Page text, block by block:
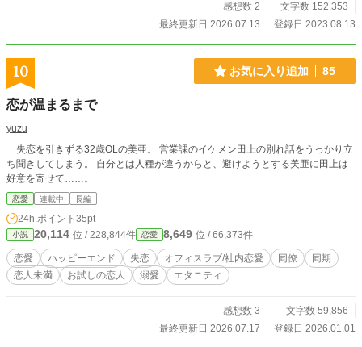
感想数 2
文字数 152,353
最終更新日 2026.07.13
登録日 2023.08.13
10 お気に入り追加 85
恋が温まるまで
yuzu
失恋を引きずる32歳OLの美亜。 営業課のイケメン田上の別れ話をうっかり立
ち聞きしてしまう。 自分とは人種が違うからと、避けようとする美亜に田上は
好意を寄せて……。
恋愛 連載中 長編
24h.ポイント 35pt
小説 20,114 位 / 228,844件 恋愛 8,649 位 / 66,373件
恋愛 ハッピーエンド 失恋 オフィスラブ/社内恋愛 同僚
同期
恋人未満
お試しの恋人 溺愛 エタニティ
感想数 3
文字数 59,856
最終更新日 2026.07.17
登録日 2026.01.01